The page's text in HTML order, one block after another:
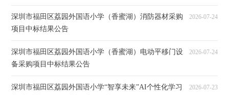
深圳市福田区荔园外国语小学（香蜜湖）消防器材采购
项目中标结果公告
2026-07-24
深圳市福田区荔园外国语小学（香蜜湖）电动平移门设
备采购项目中标结果公告
2026-07-24
深圳市福田区荔园外国语小学“智享未来”AI个性化学习
2026-07-23